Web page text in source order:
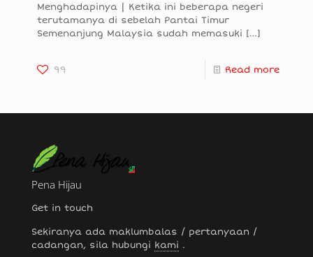
Menghadapinya | Ketika ini beberapa negeri
terutamanya di sebelah Pantai Timur
Semenanjung Malaysia sudah memasuki […]
99 Read more
Pena Hijau
Get in touch
Sekiranya ada maklumbalas / pertanyaan /
cadangan, sila hubungi kami .